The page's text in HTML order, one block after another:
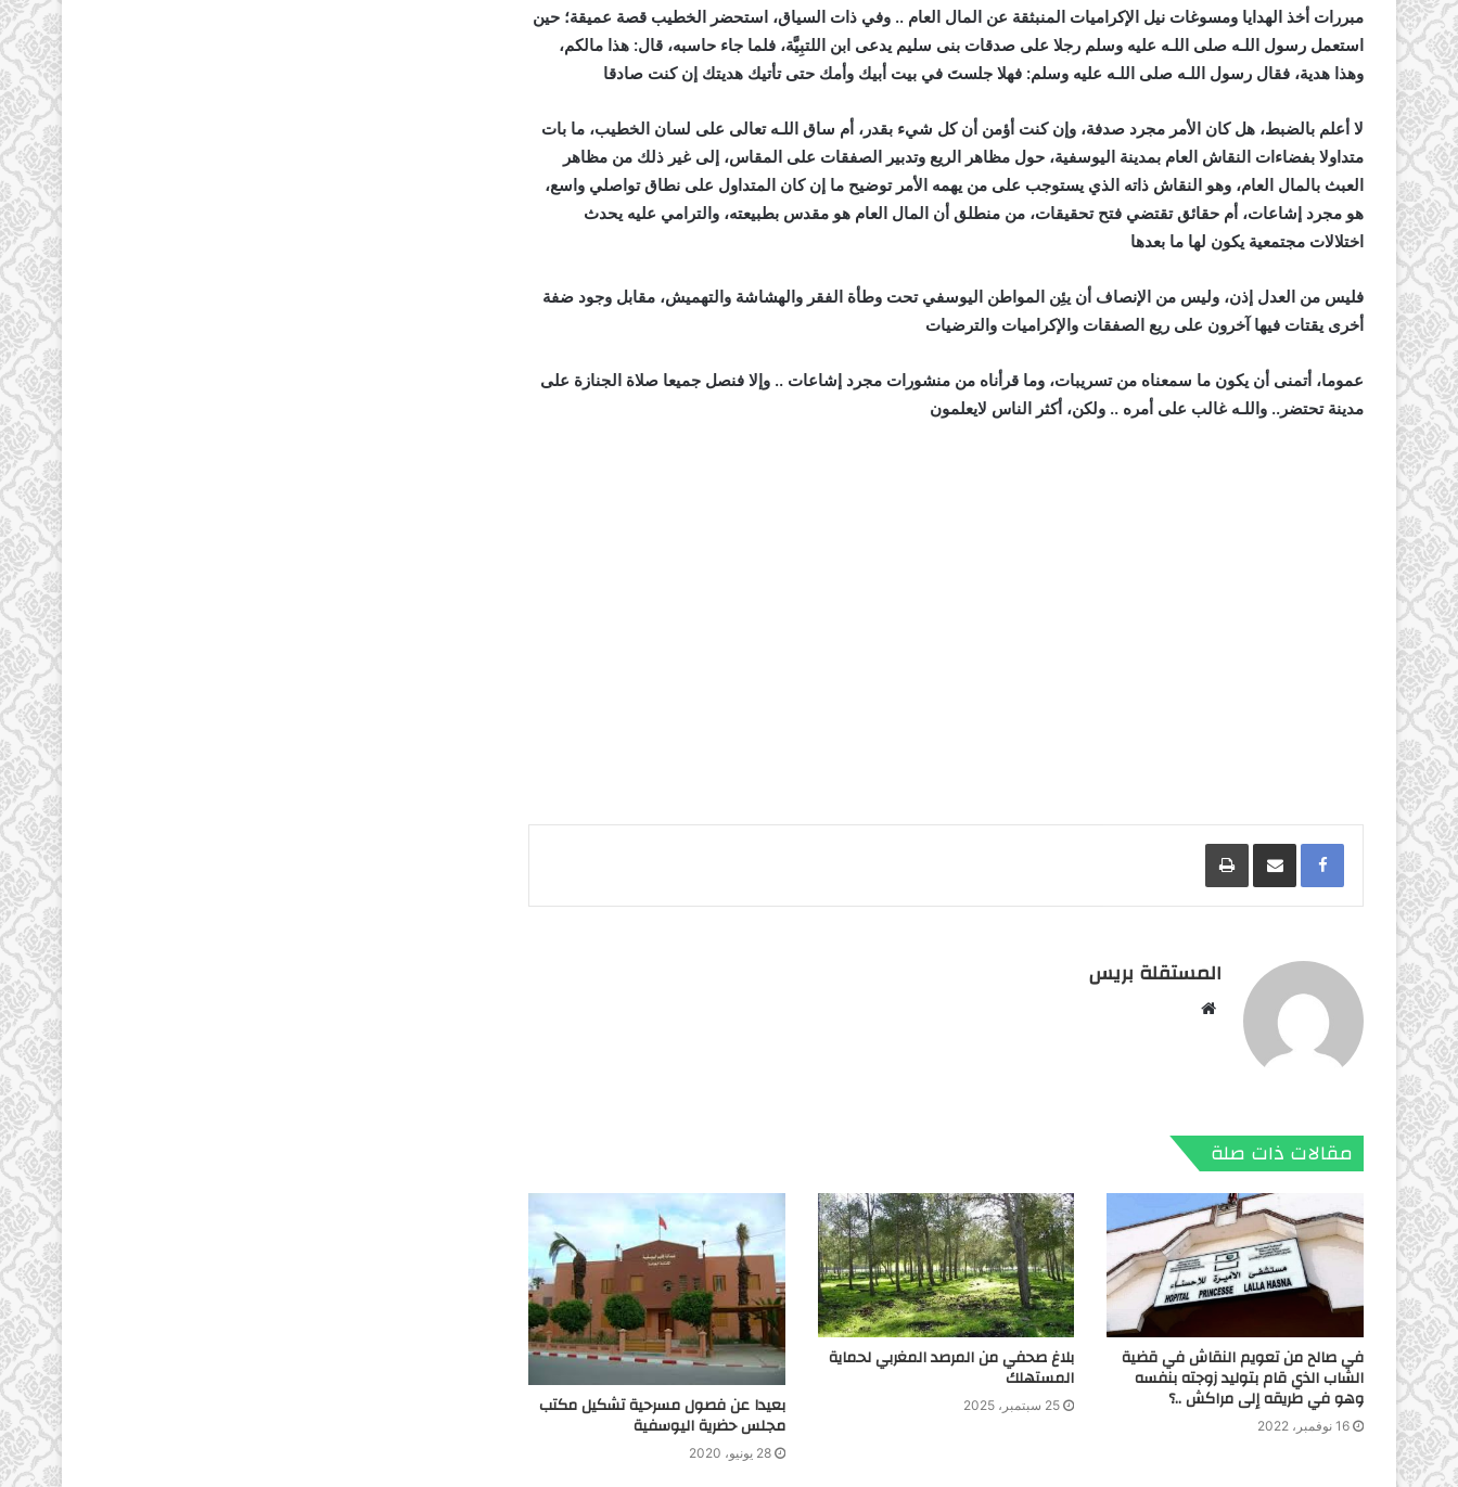
مبررات أخذ الهدايا ومسوغات نيل الإكراميات المنبثقة عن المال العام .. وفي ذات السياق، استحضر الخطيب قصة عميقة؛ حين
استعمل رسول اللـه صلى اللـه عليه وسلم رجلا على صدقات بنى سليم يدعى ابن اللتبِيَّة، فلما جاء حاسبه، قال: هذا مالكم،
وهذا هدية، فقال رسول اللـه صلى اللـه عليه وسلم: فهلا جلستَ في بيت أبيك وأمك حتى تأتيك هديتك إن كنت صادقا
لا أعلم بالضبط، هل كان الأمر مجرد صدفة، وإن كنت أؤمن أن كل شيء بقدر، أم ساق اللـه تعالى على لسان الخطيب، ما بات
متداولا بفضاءات النقاش العام بمدينة اليوسفية، حول مظاهر الريع وتدبير الصفقات على المقاس، إلى غير ذلك من مظاهر
العبث بالمال العام، وهو النقاش ذاته الذي يستوجب على من يهمه الأمر توضيح ما إن كان المتداول على نطاق تواصلي واسع،
هو مجرد إشاعات، أم حقائق تقتضي فتح تحقيقات، من منطلق أن المال العام هو مقدس بطبيعته، والترامي عليه يحدث
اختلالات مجتمعية يكون لها ما بعدها
فليس من العدل إذن، وليس من الإنصاف أن يئِن المواطن اليوسفي تحت وطأة الفقر والهشاشة والتهميش، مقابل وجود ضفة
أخرى يقتات فيها آخرون على ريع الصفقات والإكراميات والترضيات
عموما، أتمنى أن يكون ما سمعناه من تسريبات، وما قرأناه من منشورات مجرد إشاعات .. وإلا فنصل جميعا صلاة الجنازة على
مدينة تحتضر.. واللـه غالب على أمره .. ولكن، أكثر الناس لايعلمون
Facebookمشاركة عبر البريد طباعة
المستقلة بريس
مقالات ذات صلة
في صالح من تعويم النقاش في قضية
الشاب الذي قام بتوليد زوجته بنفسه
وهو في طريقه إلى مراكش ..؟
16 نوفمبر، 2022
بلاغ صحفي من المرصد المغربي لحماية
المستهلك
25 سبتمبر، 2025 بعيدا عن فصول مسرحية تشكيل مكتب
مجلس حضرية اليوسفية
28 يونيو، 2020